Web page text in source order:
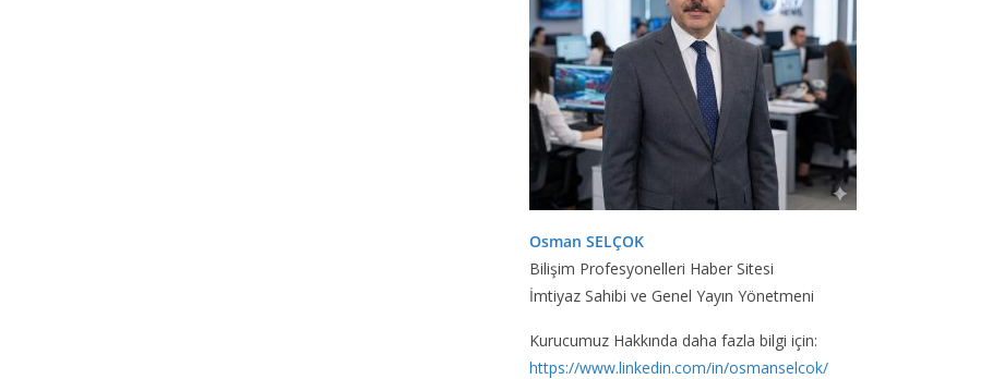
Osman SELÇOK
Bilişim Profesyonelleri Haber Sitesi
İmtiyaz Sahibi ve Genel Yayın Yönetmeni
Kurucumuz Hakkında daha fazla bilgi için:
https://www.linkedin.com/in/osmanselcok/